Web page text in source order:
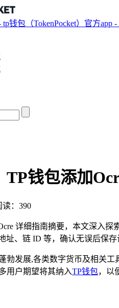
钱包（TokenPocket）官方app
TP钱包添加
读：390
详细指南摘要，本文深入
址、链 ID 等，确认无误后保
勃发展,各类数字货币及相关工
用户期望将其纳入TP钱包，以